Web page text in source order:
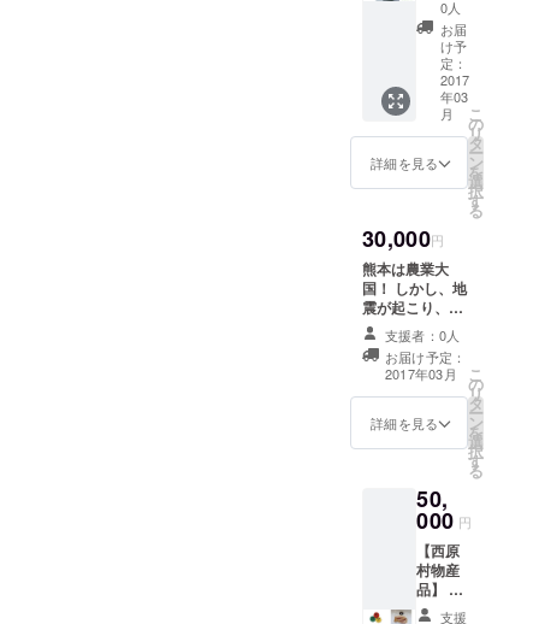
すべて
を子ど
もたち
のプレ
ゼン
ト、 現
地での
活動費
に使用
ヒー
豆】 大
阪・箕
面にあ
る社会
的居場
所「あ
おぞ
ら」で
れた
コー
さまざ
まな生
きづら
さを抱
えた若
者の社
会参加
費用、
発送は
熊本お
うえん
ネット
ワーク
（大
阪）が
負担
し、 現
費用と
手間の
負担を
減ら
し、 ご
支援い
ただい
た金額
すべて
もたち
のプレ
地での
活動費
に使用
いたし
ます。
【熊本
0人
お届
け予
定：
2017
年03
月
詳細を見る
こ
の
リ
タ
ー
ン
を
選
択
す
る
30,000円
熊本は農業大
国！ しかし、地
震が起こり、農
業被害が1000億
円以上と大打撃
を受けました。
水脈が変わって
ため池が枯れた
り、断層に沿っ
た田畑を使った
り、休耕してい
た田畑を開墾し
て、新たに野菜
づくりに取り組
む農家さんたち
の野菜です。 リ
支援者：0人
お届け予定：
2017年03月
詳細を見る
こ
の
リ
タ
ー
ン
を
選
択
す
る
50,
000 円
【西原
村物産
品】 熊
本県西
支援